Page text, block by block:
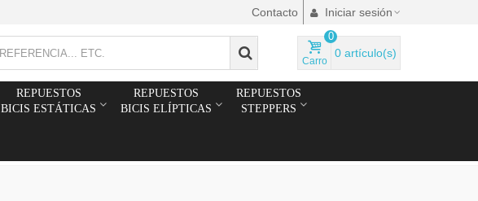
Contacto Iniciar sesión
Carro
0
0 artículo(s)
REPUESTOS
BICIS ESTÁTICAS
REPUESTOS
BICIS ELÍPTICAS
REPUESTOS
STEPPERS